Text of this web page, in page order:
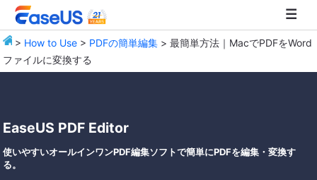
EaseUS
> How to Use > PDFの簡単編集 > 最簡単方法｜MacでPDFをWord
ファイルに変換する
EaseUS PDF Editor
使いやすいオールインワンPDF編集ソフトで簡単にPDFを編集・変換す
る。